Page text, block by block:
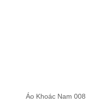
Áo Khoác Nam 008